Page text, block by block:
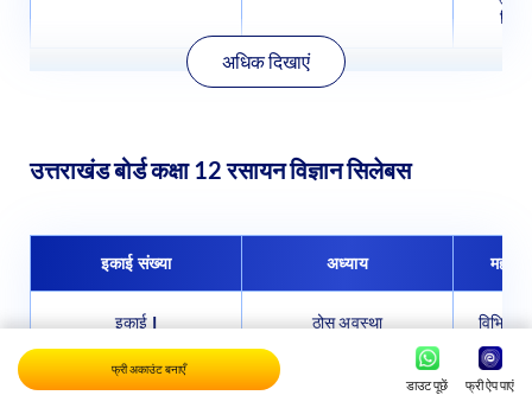
अधिक दिखाएं
इकाई संख्या अध्याय
इकाई I ठोस अवस्था
विचार),
फ्री अकाउंट बनाएँ
डाउट पूछें फ्री ऐप पाएं